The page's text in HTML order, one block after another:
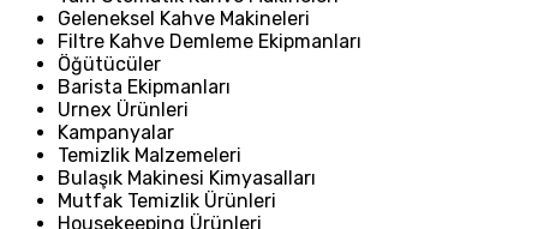
Geleneksel Kahve Makineleri
Filtre Kahve Demleme Ekipmanları
Öğütücüler
Barista Ekipmanları
Urnex Ürünleri
Kampanyalar
Temizlik Malzemeleri
Bulaşık Makinesi Kimyasalları
Mutfak Temizlik Ürünleri
Housekeeping Ürünleri